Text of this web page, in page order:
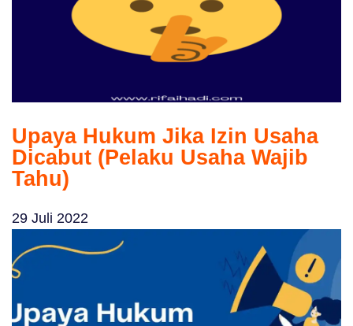
Upaya Hukum Jika Izin Usaha
Dicabut (Pelaku Usaha Wajib
Tahu)
29 Juli 2022